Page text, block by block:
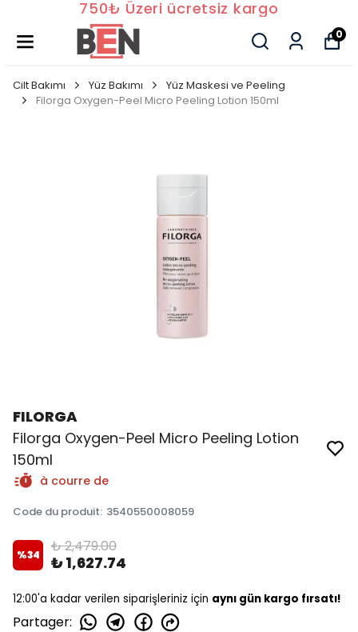
750₺ Üzeri ücretsiz kargo
0
Cilt Bakımı Yüz Bakımı
Yüz Maskesi ve Peeling
Filorga Oxygen-Peel Micro Peeling Lotion 150ml
FILORGA
Filorga Oxygen-Peel Micro Peeling Lotion
150ml
à courre de
Code du produit: 3540550008059
%34 ₺ 2,479.00
₺ 1,627.74
12:00'a kadar verilen siparişleriniz için aynı gün kargo fırsatı!
Partager: